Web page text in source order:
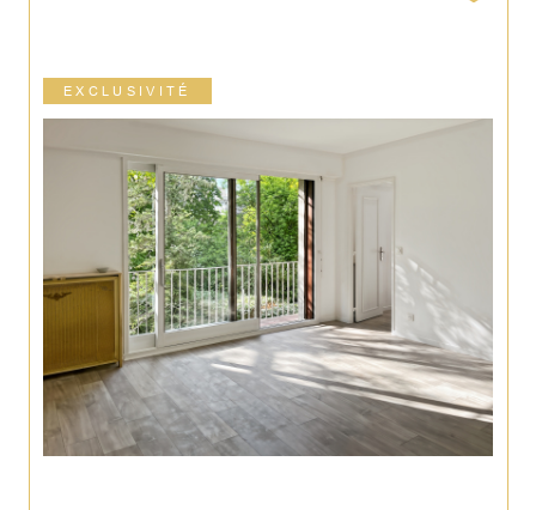
EXCLUSIVITÉ